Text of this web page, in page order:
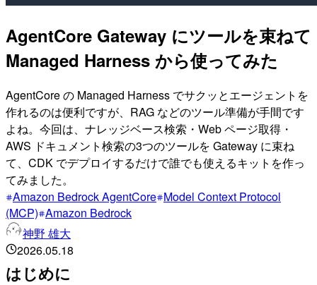
AgentCore Gateway にツールを束ねて
Managed Harness から使ってみた
AgentCore の Managed Harness でサクッとエージェントを
作れるのは便利ですが、RAG などのツール準備が手間です
よね。今回は、ナレッジベース検索・Web ページ取得・
AWS ドキュメント検索の3つのツールを Gateway に束ね
て、CDK でデプロイするだけで誰でも使えるキットを作っ
てみました。
Amazon Bedrock AgentCore Model Context Protocol
(MCP) Amazon Bedrock
神野 雄大
2026.05.18
はじめに